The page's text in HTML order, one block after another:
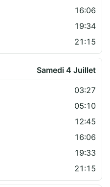
16:06
19:34
21:15
Samedi 4 Juillet
03:27
05:10
12:45
16:06
19:33
21:15